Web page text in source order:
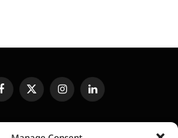
FacebookX
(Twitter)
InstagramLinkedIn